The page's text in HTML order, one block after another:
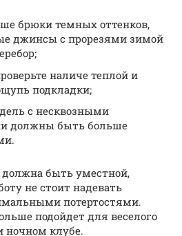
брюки темных оттенков,
джинсы с прорезями зимой
наличе теплой и
подкладки;
с несквозными
должны быть больше
быть уместной,
не стоит надевать
потертостями.
подойдет для веселого
ночном клубе.